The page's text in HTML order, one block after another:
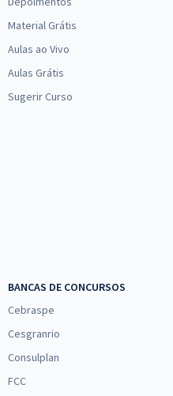
Material Grátis
Aulas ao Vivo
Aulas Grátis
Sugerir Curso
BANCAS DE CONCURSOS
Cebraspe
Cesgranrio
Consulplan
FCC